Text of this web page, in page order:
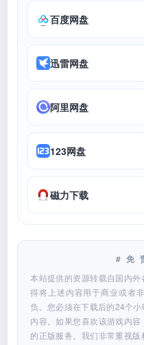
百度网盘
迅雷网盘
阿里网盘
123网盘
磁力下载
#免
本站提供的资源转载自国内
得将上述内容用于商业或者
负。您必须在下载后的24个
内容。如果您喜欢该游戏内
的正版服务。我们非常重视